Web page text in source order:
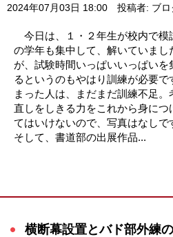
2024年07月03日 18:00 投稿者: ブ
今日は、１・２年生が校内で模
の学年も集中して、解いていまし
が、試験時間いっぱいいっぱい
るというのもやはり訓練が必要
まった人は、まだまだ訓練不足
直しをしきる力をこれから身につ
てはいけないので、写真はなし
そして、書道部の出展作品...
横断幕設置とバド部外練